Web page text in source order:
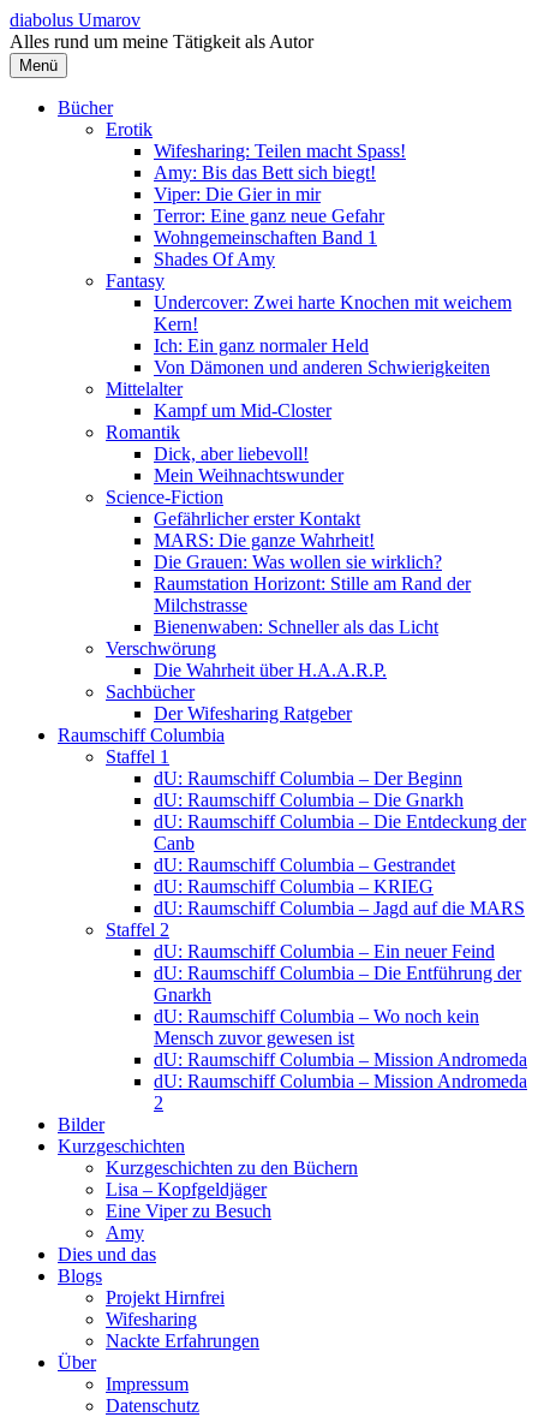
Springe
zum
Inhalt
diabolus Umarov
Alles rund um meine Tätigkeit als Autor
Menü
Bücher
Erotik
Wifesharing: Teilen macht Spass!
Amy: Bis das Bett sich biegt!
Viper: Die Gier in mir
Terror: Eine ganz neue Gefahr
Wohngemeinschaften Band 1
Shades Of Amy
Fantasy
Undercover: Zwei harte Knochen mit weichem
Kern!
Ich: Ein ganz normaler Held
Von Dämonen und anderen Schwierigkeiten
Mittelalter
Kampf um Mid-Closter
Romantik
Dick, aber liebevoll!
Mein Weihnachtswunder
Science-Fiction
Gefährlicher erster Kontakt
MARS: Die ganze Wahrheit!
Die Grauen: Was wollen sie wirklich?
Raumstation Horizont: Stille am Rand der
Milchstrasse
Bienenwaben: Schneller als das Licht
Verschwörung
Die Wahrheit über H.A.A.R.P.
Sachbücher
Der Wifesharing Ratgeber
Raumschiff Columbia
Staffel 1
dU: Raumschiff Columbia – Der Beginn
dU: Raumschiff Columbia – Die Gnarkh
dU: Raumschiff Columbia – Die Entdeckung der
Canb
dU: Raumschiff Columbia – Gestrandet
dU: Raumschiff Columbia – KRIEG
dU: Raumschiff Columbia – Jagd auf die MARS
Staffel 2
dU: Raumschiff Columbia – Ein neuer Feind
dU: Raumschiff Columbia – Die Entführung der
Gnarkh
dU: Raumschiff Columbia – Wo noch kein
Mensch zuvor gewesen ist
dU: Raumschiff Columbia – Mission Andromeda
dU: Raumschiff Columbia – Mission Andromeda
2
Bilder
Kurzgeschichten
Kurzgeschichten zu den Büchern
Lisa – Kopfgeldjäger
Eine Viper zu Besuch
Amy
Dies und das
Blogs
Projekt Hirnfrei
Wifesharing
Nackte Erfahrungen
Über
Impressum
Datenschutz